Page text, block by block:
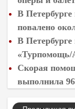
В
повалено
В Петербурге
«Турпомощь/
Скорая
выполнила